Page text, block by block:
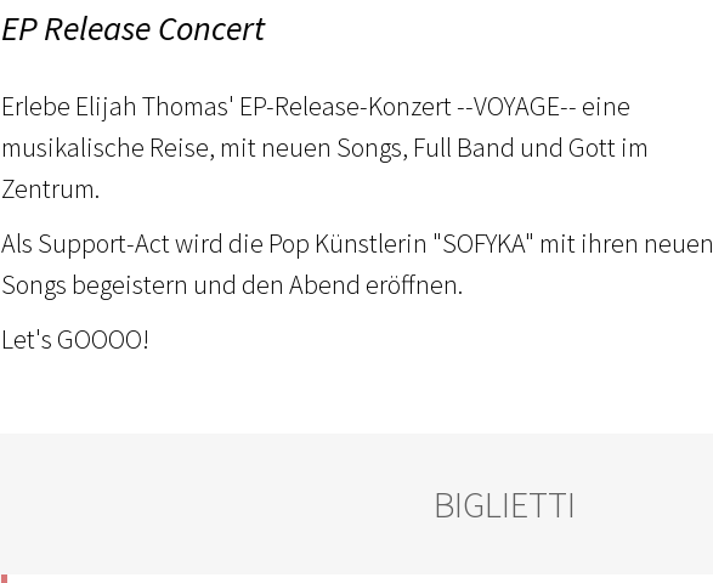
EP Release Concert
Erlebe Elijah Thomas' EP-Release-Konzert --VOYAGE-- eine
musikalische Reise, mit neuen Songs, Full Band und Gott im
Zentrum.
Als Support-Act wird die Pop Künstlerin "SOFYKA" mit ihren neuen
Songs begeistern und den Abend eröffnen.
Let's GOOOO!
BIGLIETTI